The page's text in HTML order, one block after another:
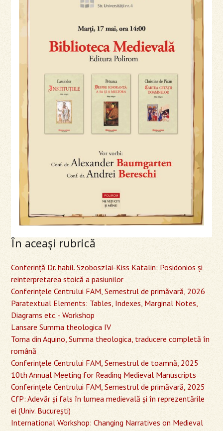
În aceaşi rubrică
Conferință Dr. habil. Szoboszlai-Kiss Katalin: Posidonios și
reinterpretarea stoică a pasiunilor
Conferinţele Centrului FAM, Semestrul de primăvară, 2026
Paratextual Elements: Tables, Indexes, Marginal Notes,
Diagrams etc. - Workshop
Lansare Summa theologica IV
Toma din Aquino, Summa theologica, traducere completă în
română
Conferinţele Centrului FAM, Semestrul de toamnă, 2025
10th Annual Meeting for Reading Medieval Manuscripts
Conferinţele Centrului FAM, Semestrul de primăvară, 2025
CfP: Adevăr și fals în lumea medievală și în reprezentările
ei (Univ. București)
International Workshop: Changing Narratives on Medieval